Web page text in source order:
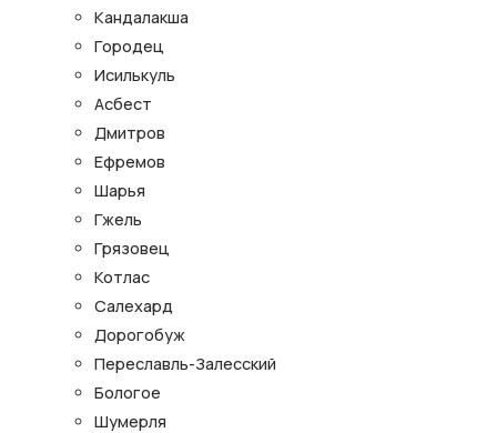
Кандалакша
Городец
Исилькуль
Асбест
Дмитров
Ефремов
Шарья
Гжель
Грязовец
Котлас
Салехард
Дорогобуж
Переславль-Залесский
Бологое
Шумерля